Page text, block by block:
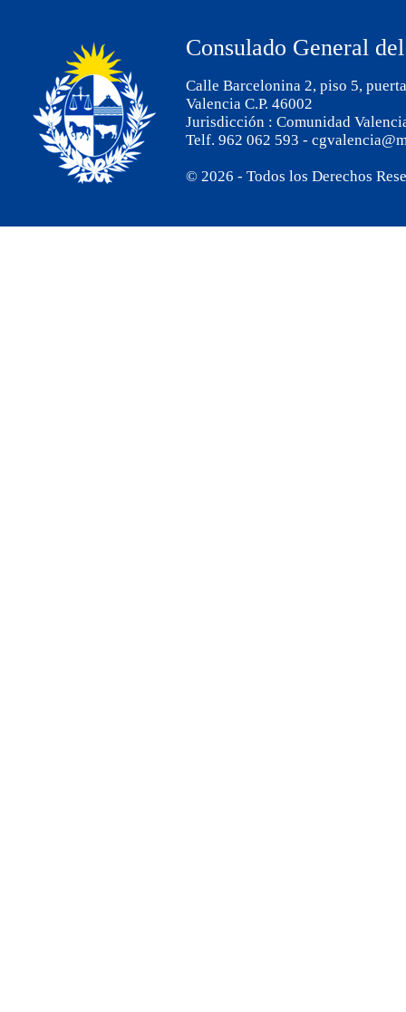
Consulado General
Calle Barcelonina 2, piso 5,
Valencia C.P. 46002
Jurisdicción : Comunidad
Telf. 962 062 593 -
© 2026 - Todos los Derechos